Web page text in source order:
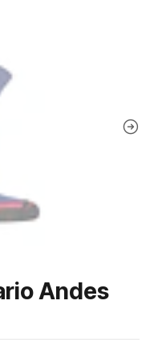
Andes